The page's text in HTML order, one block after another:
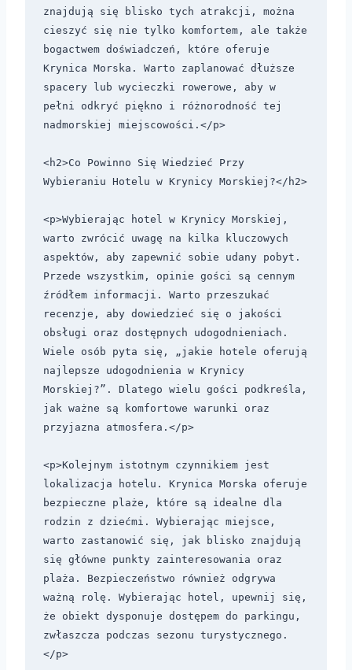
znajdują się blisko tych atrakcji, można
cieszyć się nie tylko komfortem, ale także
bogactwem doświadczeń, które oferuje
Krynica Morska. Warto zaplanować dłuższe
spacery lub wycieczki rowerowe, aby w
pełni odkryć piękno i różnorodność tej
nadmorskiej miejscowości.</p>
<h2>Co Powinno Się Wiedzieć Przy
Wybieraniu Hotelu w Krynicy Morskiej?</h2>
<p>Wybierając hotel w Krynicy Morskiej,
warto zwrócić uwagę na kilka kluczowych
aspektów, aby zapewnić sobie udany pobyt.
Przede wszystkim, opinie gości są cennym
źródłem informacji. Warto przeszukać
recenzje, aby dowiedzieć się o jakości
obsługi oraz dostępnych udogodnieniach.
Wiele osób pyta się, „jakie hotele oferują
najlepsze udogodnienia w Krynicy
Morskiej?”. Dlatego wielu gości podkreśla,
jak ważne są komfortowe warunki oraz
przyjazna atmosfera.</p>
<p>Kolejnym istotnym czynnikiem jest
lokalizacja hotelu. Krynica Morska oferuje
bezpieczne plaże, które są idealne dla
rodzin z dziećmi. Wybierając miejsce,
warto zastanowić się, jak blisko znajdują
się główne punkty zainteresowania oraz
plaża. Bezpieczeństwo również odgrywa
ważną rolę. Wybierając hotel, upewnij się,
że obiekt dysponuje dostępem do parkingu,
zwłaszcza podczas sezonu turystycznego.
</p>